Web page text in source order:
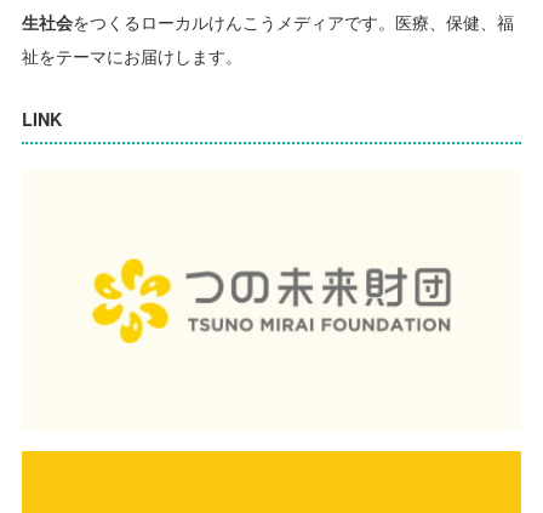
生社会をつくるローカルけんこうメディアです。 医療、保健、福
祉をテーマにお届けします。
LINK